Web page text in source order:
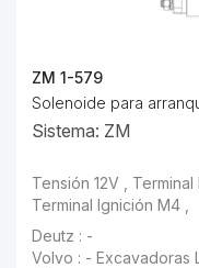
ZM 1-579
Solenoide para
Sistema: ZM
Tensión 12V ,
Terminal Ignición M4 ,
Deutz : -
Volvo : - Excavadoras